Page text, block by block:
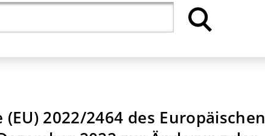
2022/2464 des Europäischen